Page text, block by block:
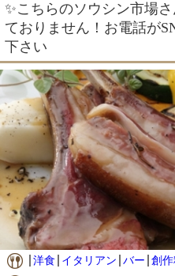
✨こちらのソウシン市場
ておりません！お電話が
下さい
洋食 イタリアン バー 創